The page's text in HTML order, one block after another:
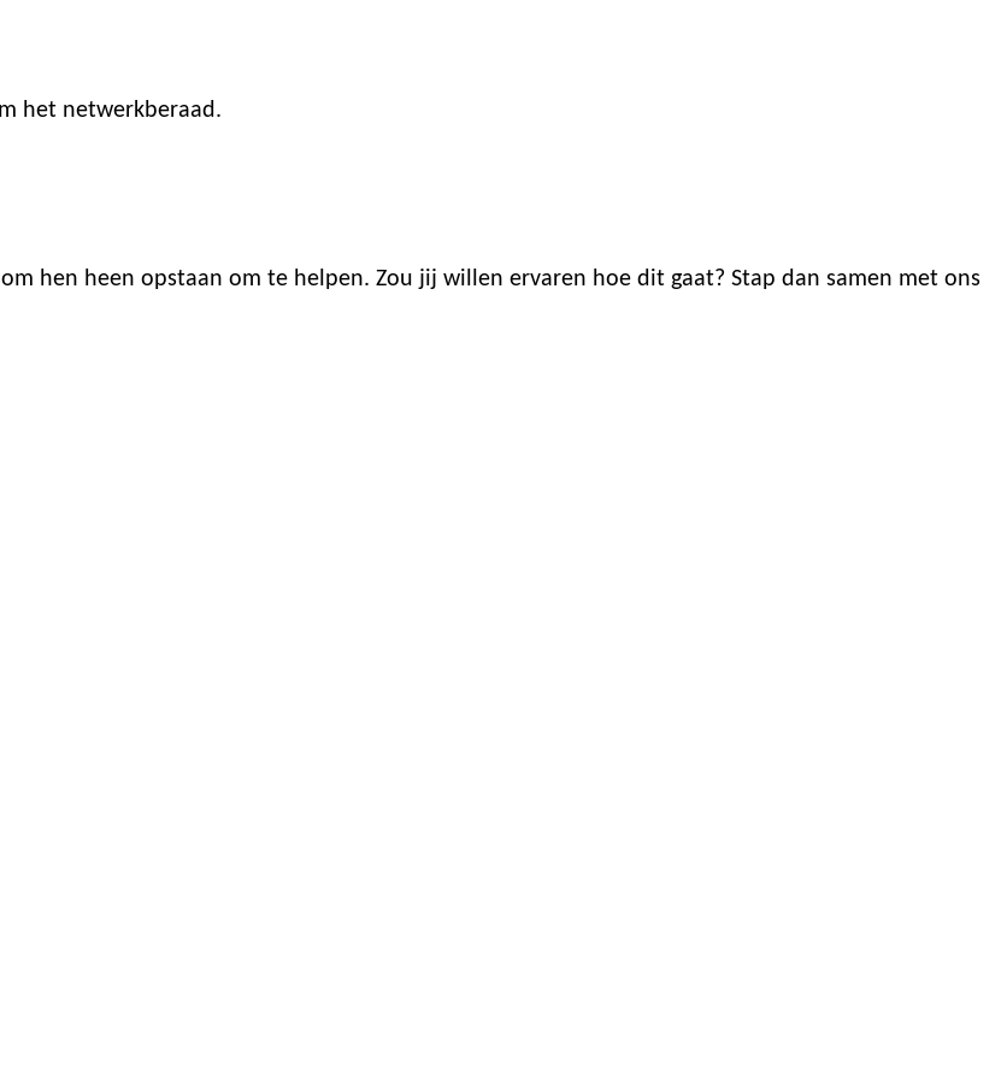
het netwerkberaad.
hen heen opstaan om te helpen. Zou jij willen ervaren hoe dit gaat? Stap dan samen met ons